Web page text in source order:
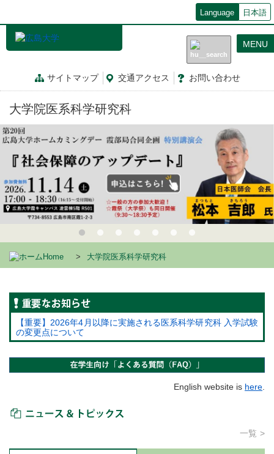
動
Language 日本語
サイトマップ 交通アクセス お問い合わせ
MENU
大学院医系科学研究科
Home 大学院医系科学研究科
【重要】2026年4月以降に実施される医系科学研究科 入学試験
の変更点について
English website is here.
一覧